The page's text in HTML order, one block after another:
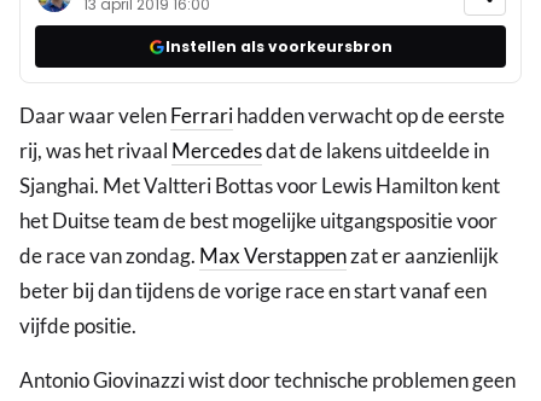
13 april 2019 16:00
Instellen als voorkeursbron
Daar waar velenFerrarihadden verwacht op de eerste
rij, was het rivaal Mercedesdat de lakens uitdeelde in
Sjanghai. Met Valtteri Bottas voor Lewis Hamilton kent
het Duitse team de best mogelijke uitgangspositie voor
de race van zondag. Max Verstappenzat er aanzienlijk
beter bij dan tijdens de vorige race en start vanaf een
vijfde positie.
Antonio Giovinazzi wist door technische problemen geen